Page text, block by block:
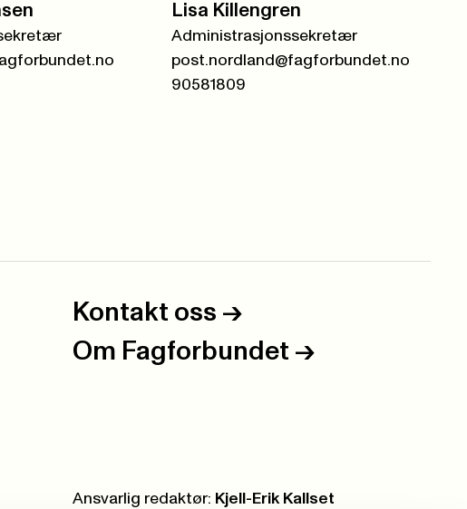
Lisa Killengren
Administrasjonssekretær
post.nordland@fagforbundet.no
90581809
Kontakt oss ->
Om Fagforbundet ->
Ansvarlig redaktør: Kjell-Erik Kallset